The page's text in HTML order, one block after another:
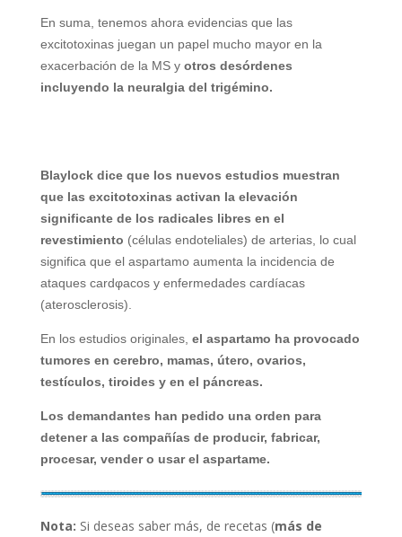
En suma, tenemos ahora evidencias que las
excitotoxinas juegan un papel mucho mayor en la
exacerbación de la MS y otros desórdenes
incluyendo la neuralgia del trigémino.
Blaylock dice que los nuevos estudios muestran
que las excitotoxinas activan la elevación
significante de los radicales libres en el
revestimiento (células endoteliales) de arterias, lo cual
significa que el aspartamo aumenta la incidencia de
ataques cardφacos y enfermedades cardíacas
(aterosclerosis).
En los estudios originales, el aspartamo ha provocado
tumores en cerebro, mamas, útero, ovarios,
testículos, tiroides y en el páncreas.
Los demandantes han pedido una orden para
detener a las compañías de producir, fabricar,
procesar, vender o usar el aspartame.
Nota: Si deseas saber más, de recetas (más de